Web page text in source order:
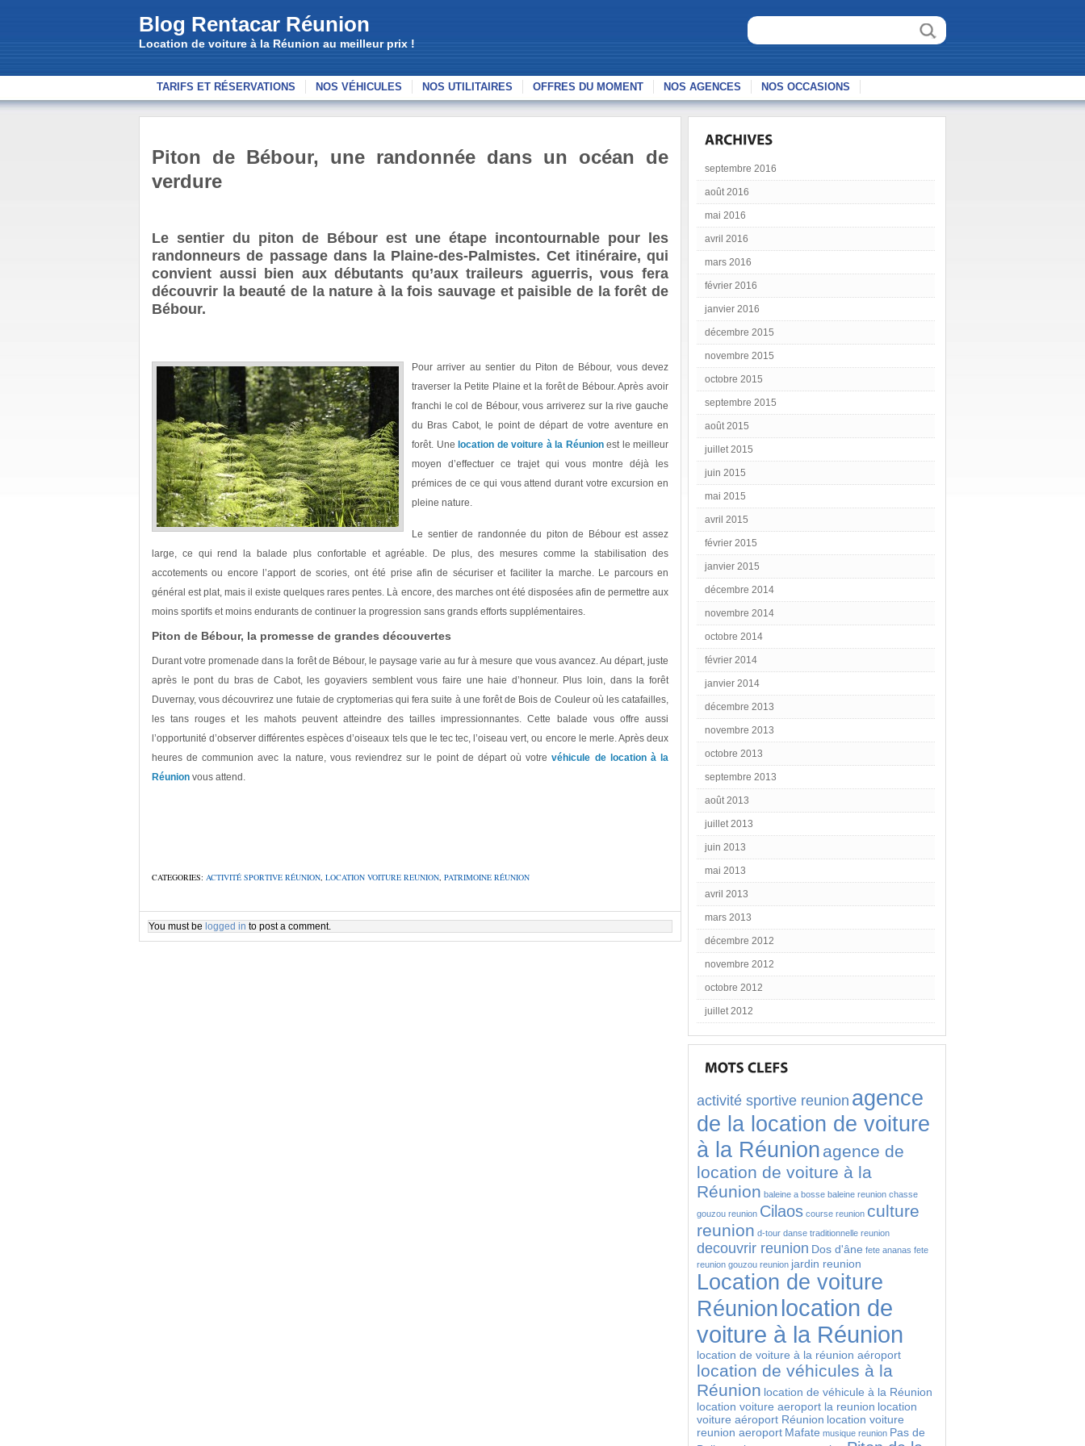
Blog Rentacar Réunion
Location de voiture à la Réunion au meilleur prix !
TARIFS ET RÉSERVATIONS NOS VÉHICULES NOS UTILITAIRES OFFRES DU MOMENT NOS AGENCES NOS OCCASIONS
Piton de Bébour, une randonnée dans un océan de
verdure
Le sentier du piton de Bébour est une étape incontournable pour les
randonneurs de passage dans la Plaine-des-Palmistes. Cet itinéraire, qui
convient aussi bien aux débutants qu’aux traileurs aguerris, vous fera
découvrir la beauté de la nature à la fois sauvage et paisible de la forêt de
Bébour.
Pour arriver au sentier du Piton de Bébour, vous devez
traverser la Petite Plaine et la forêt de Bébour. Après avoir
franchi le col de Bébour, vous arriverez sur la rive gauche
du Bras Cabot, le point de départ de votre aventure en
forêt. Une location de voiture à la Réunionest le meilleur
moyen d’effectuer ce trajet qui vous montre déjà les
prémices de ce qui vous attend durant votre excursion en
pleine nature.
Le sentier de randonnée du piton de Bébour est assez
large, ce qui rend la balade plus confortable et agréable. De plus, des mesures comme la stabilisation des
accotements ou encore l’apport de scories, ont été prise afin de sécuriser et faciliter la marche. Le parcours en
général est plat, mais il existe quelques rares pentes. Là encore, des marches ont été disposées afin de permettre aux
moins sportifs et moins endurants de continuer la progression sans grands efforts supplémentaires.
Piton de Bébour, la promesse de grandes découvertes
Durant votre promenade dans la forêt de Bébour, le paysage varie au fur à mesure que vous avancez. Au départ, juste
après le pont du bras de Cabot, les goyaviers semblent vous faire une haie d’honneur. Plus loin, dans la forêt
Duvernay, vous découvrirez une futaie de cryptomerias qui fera suite à une forêt de Bois de Couleur où les catafailles,
les tans rouges et les mahots peuvent atteindre des tailles impressionnantes. Cette balade vous offre aussi
l’opportunité d’observer différentes espèces d’oiseaux tels que le tec tec, l’oiseau vert, ou encore le merle. Après deux
heures de communion avec la nature, vous reviendrez sur le point de départ où votrevéhicule de location à la
Réunion vous attend.
CATEGORIES: ACTIVITÉ SPORTIVE RÉUNION, LOCATION VOITURE REUNION, PATRIMOINE RÉUNION
You must be logged in to post a comment.
septembre 2016
août 2016
mai 2016
avril 2016
mars 2016
février 2016
janvier 2016
décembre 2015
novembre 2015
octobre 2015
septembre 2015
août 2015
juillet 2015
juin 2015
mai 2015
avril 2015
février 2015
janvier 2015
décembre 2014
novembre 2014
octobre 2014
février 2014
janvier 2014
décembre 2013
novembre 2013
octobre 2013
septembre 2013
août 2013
juillet 2013
juin 2013
mai 2013
avril 2013
mars 2013
décembre 2012
novembre 2012
octobre 2012
juillet 2012
activité sportive reunion agence
de la location de voiture
à la Réunion agence de
location de voiture à la
Réunion baleine a bosse baleine reunion chasse
gouzou reunion Cilaos course reunion culture
reunion d-tour danse traditionnelle reunion
decouvrir reunion Dos d'âne fete ananas fete
reunion gouzou reunion jardin reunion
Location de voiture
Réunion location de
voiture à la Réunion
location de voiture à la réunion aéroport
location de véhicules à la
Réunion location de véhicule à la Réunion
location voiture aeroport la reunion location
voiture aéroport Réunion location voiture
reunion aeroport Mafate musique reunion Pas de